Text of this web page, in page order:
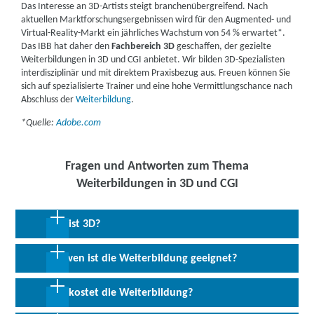
YouTube Video laden
Das Interesse an 3D-Artists steigt branchenübergreifend. Nach
aktuellen Marktforschungsergebnissen wird für den Augmented- und
Virtual-Reality-Markt ein jährliches Wachstum von 54 % erwartet*.
Das IBB hat daher denFachbereich 3D geschaffen, der gezielte
Weiterbildungen in 3D und CGI anbietet. Wir bilden 3D-Spezialisten
interdisziplinär und mit direktem Praxisbezug aus. Freuen können Sie
sich auf spezialisierte Trainer und eine hohe Vermittlungschance nach
Abschluss derWeiterbildung.
*Quelle:Adobe.com
Fragen und Antworten zum Thema
Weiterbildungen in 3D und CGI
Was ist 3D?
3D begegnet einem überall, häufig ohne dass es wahrgenommen
wird. Ob in Games und Filmen, der Werbung, der Modeindustrie
oder für Visualisierungen von Architektur – überall werden 3D-
Spezialisten gebraucht. Fachlich wird 3D unterteilt in CAD
Für wen ist die Weiterbildung geeignet?
Für eine berufliche Beschäftigung als 3D-Designer ist keine
Was kostet die Weiterbildung?